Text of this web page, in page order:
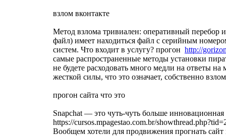
взлом вконтакте
Метод взлома тривиален: оперативный перебор
файл) имеет находиться файл с серийным
систем. Что входит в услугу? прогон http://
самые распространенные методы установки
не будете расходовать много медли на ответы
жесткой силы, что это означает, собственно
прогон сайта что это
Snapchat — это чуть-чуть больше
https://cursos.mpagestao.com.br/
Вообщем хотели для продвижения прогнать сайт